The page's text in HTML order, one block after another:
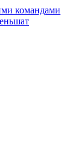
командами